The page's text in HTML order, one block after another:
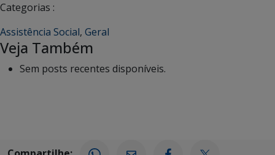
Categorias :
Assistência Social, Geral
Veja Também
Sem posts recentes disponíveis.